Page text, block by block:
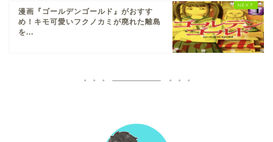
漫画『ゴールデンゴールド』がおすす
め！キモ可愛いフクノカミが廃れた離島
を...